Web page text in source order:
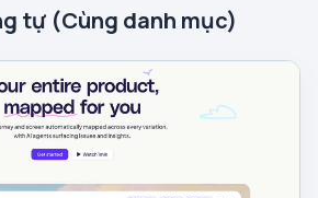
tự (Cùng danh mục)